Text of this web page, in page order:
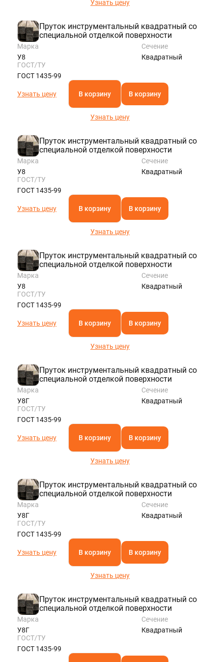
Узнать цену
Пруток инструментальный квадратный со
специальной отделкой поверхности
Марка
У8
Сечение
Квадратный
ГОСТ/ТУ
ГОСТ 1435-99
Узнать цену В корзину В корзину
Узнать цену
Пруток инструментальный квадратный со
специальной отделкой поверхности
Марка
У8
Сечение
Квадратный
ГОСТ/ТУ
ГОСТ 1435-99
Узнать цену В корзину В корзину
Узнать цену
Пруток инструментальный квадратный со
специальной отделкой поверхности
Марка
У8
Сечение
Квадратный
ГОСТ/ТУ
ГОСТ 1435-99
Узнать цену В корзину В корзину
Узнать цену
Пруток инструментальный квадратный со
специальной отделкой поверхности
Марка
У8Г
Сечение
Квадратный
ГОСТ/ТУ
ГОСТ 1435-99
Узнать цену В корзину В корзину
Узнать цену
Пруток инструментальный квадратный со
специальной отделкой поверхности
Марка
У8Г
Сечение
Квадратный
ГОСТ/ТУ
ГОСТ 1435-99
Узнать цену В корзину В корзину
Узнать цену
Пруток инструментальный квадратный со
специальной отделкой поверхности
Марка
У8Г
Сечение
Квадратный
ГОСТ/ТУ
ГОСТ 1435-99